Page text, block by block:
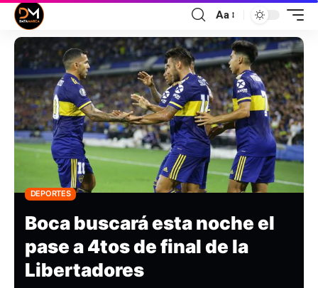
Aa
DEPORTES
Boca buscará esta noche el
pase a 4tos de final de la
Libertadores